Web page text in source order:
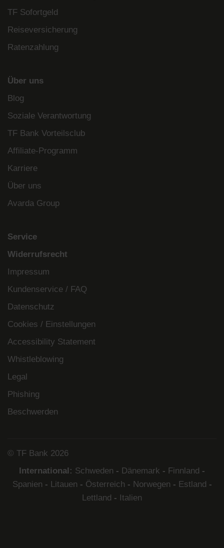
TF Sofortgeld
Reiseversicherung
Ratenzahlung
Über uns
Blog
Soziale Verantwortung
TF Bank Vorteilsclub
Affiliate-Programm
Karriere
Über uns
Avarda Group
Service
Widerrufsrecht
Impressum
Kundenservice / FAQ
Datenschutz
Cookies / Einstellungen
Accessibility Statement
Whistleblowing
Legal
Phishing
Beschwerden
© TF Bank 2026
International: Schweden - Dänemark - Finnland -
Spanien - Litauen - Österreich - Norwegen - Estland -
Lettland - Italien